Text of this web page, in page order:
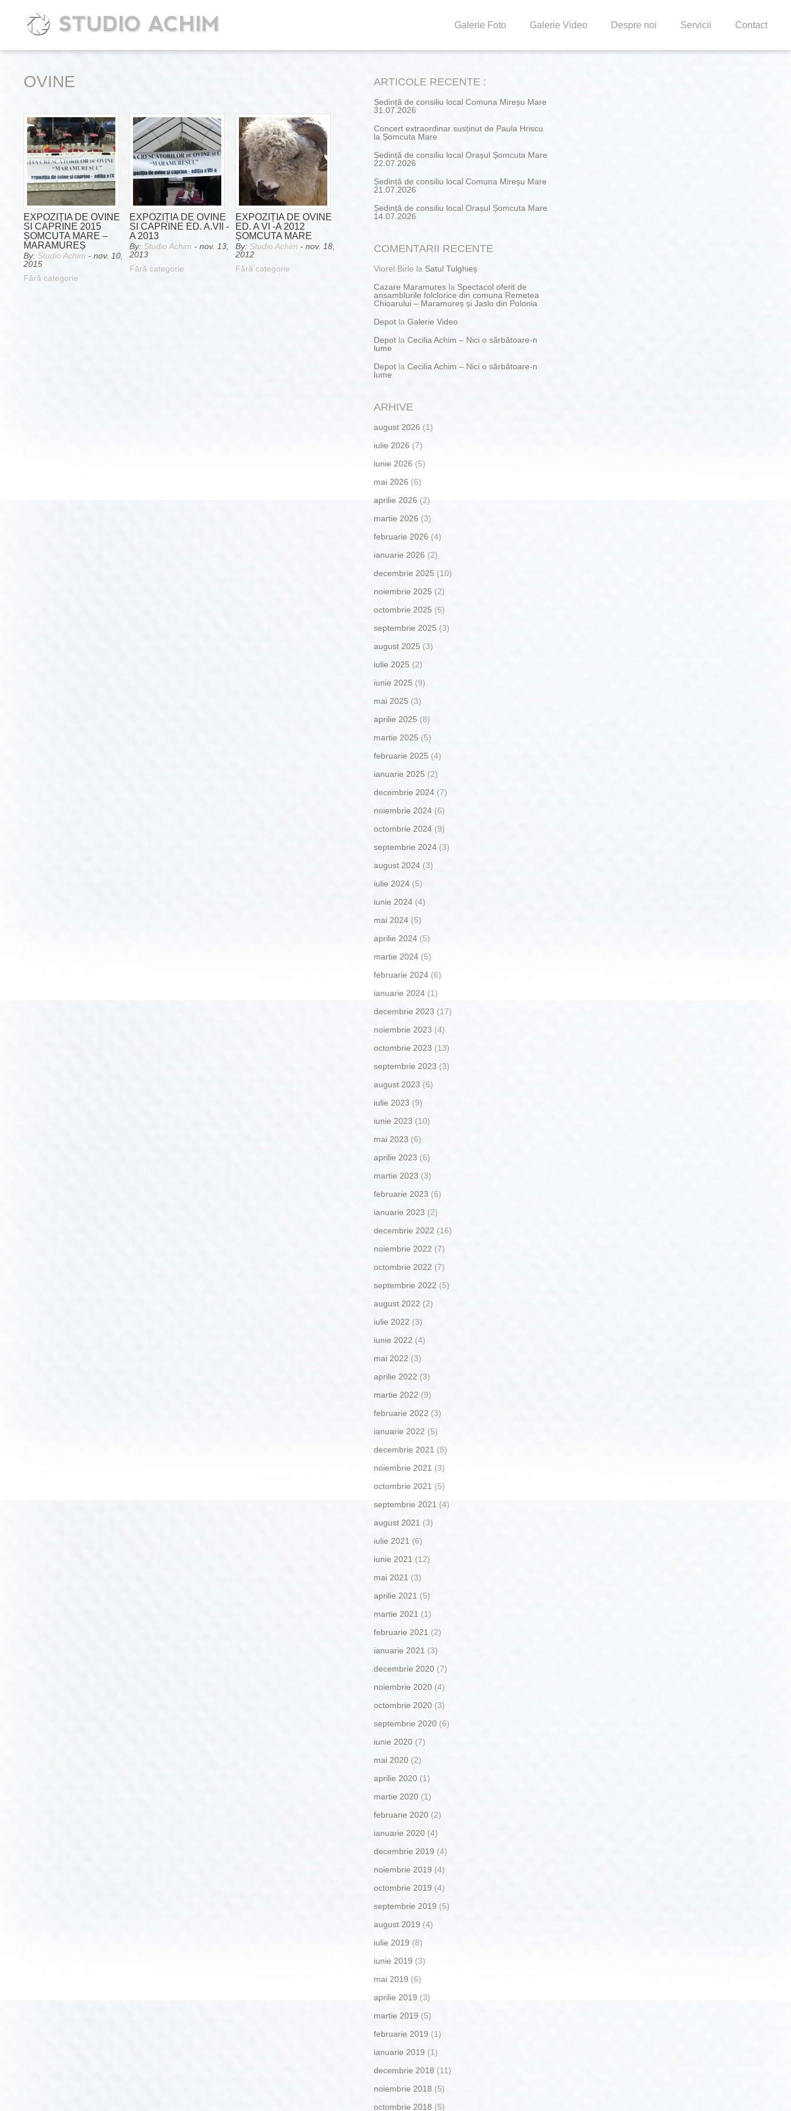
STUDIO ACHIM Galerie Foto Galerie Video Despre noi Servicii Contact
OVINE
EXPOZIȚIA DE OVINE
SI CAPRINE 2015
ȘOMCUTA MARE –
MARAMUREȘ
By: Studio Achim - nov. 10,
2015
Fără categorie
EXPOZIȚIA DE OVINE
SI CAPRINE ED. A.VII -
A 2013
By: Studio Achim - nov. 13,
2013
Fără categorie
EXPOZIȚIA DE OVINE
ED. A VI -A 2012
ȘOMCUTA MARE
By: Studio Achim - nov. 18,
2012
Fără categorie
ARTICOLE RECENTE :
Ședință de consiliu local Comuna Mireșu Mare
31.07.2026
Concert extraordinar susținut de Paula Hriscu
la Șomcuta Mare
Ședință de consiliu local Orașul Șomcuta Mare
22.07.2026
Ședință de consiliu local Comuna Mireșu Mare
21.07.2026
Ședință de consiliu local Orașul Șomcuta Mare
14.07.2026
COMENTARII RECENTE
Viorel Birle la Satul Tulghieș
Cazare Maramures la Spectacol oferit de
ansamblurile folclorice din comuna Remetea
Chioarului – Maramureș și Jaslo din Polonia
Depot la Galerie Video
Depot la Cecilia Achim – Nici o sărbătoare-n
lume
Depot la Cecilia Achim – Nici o sărbătoare-n
lume
ARHIVE
august 2026 (1)
iulie 2026 (7)
iunie 2026 (5)
mai 2026 (6)
aprilie 2026 (2)
martie 2026 (3)
februarie 2026 (4)
ianuarie 2026 (2)
decembrie 2025 (10)
noiembrie 2025 (2)
octombrie 2025 (6)
septembrie 2025 (3)
august 2025 (3)
iulie 2025 (2)
iunie 2025 (9)
mai 2025 (3)
aprilie 2025 (8)
martie 2025 (5)
februarie 2025 (4)
ianuarie 2025 (2)
decembrie 2024 (7)
noiembrie 2024 (6)
octombrie 2024 (9)
septembrie 2024 (3)
august 2024 (3)
iulie 2024 (5)
iunie 2024 (4)
mai 2024 (5)
aprilie 2024 (5)
martie 2024 (5)
februarie 2024 (6)
ianuarie 2024 (1)
decembrie 2023 (17)
noiembrie 2023 (4)
octombrie 2023 (13)
septembrie 2023 (3)
august 2023 (6)
iulie 2023 (9)
iunie 2023 (10)
mai 2023 (6)
aprilie 2023 (6)
martie 2023 (3)
februarie 2023 (6)
ianuarie 2023 (2)
decembrie 2022 (16)
noiembrie 2022 (7)
octombrie 2022 (7)
septembrie 2022 (5)
august 2022 (2)
iulie 2022 (3)
iunie 2022 (4)
mai 2022 (3)
aprilie 2022 (3)
martie 2022 (9)
februarie 2022 (3)
ianuarie 2022 (5)
decembrie 2021 (8)
noiembrie 2021 (3)
octombrie 2021 (5)
septembrie 2021 (4)
august 2021 (3)
iulie 2021 (6)
iunie 2021 (12)
mai 2021 (3)
aprilie 2021 (5)
martie 2021 (1)
februarie 2021 (2)
ianuarie 2021 (3)
decembrie 2020 (7)
noiembrie 2020 (4)
octombrie 2020 (3)
septembrie 2020 (6)
iunie 2020 (7)
mai 2020 (2)
aprilie 2020 (1)
martie 2020 (1)
februarie 2020 (2)
ianuarie 2020 (4)
decembrie 2019 (4)
noiembrie 2019 (4)
octombrie 2019 (4)
septembrie 2019 (5)
august 2019 (4)
iulie 2019 (8)
iunie 2019 (3)
mai 2019 (6)
aprilie 2019 (3)
martie 2019 (5)
februarie 2019 (1)
ianuarie 2019 (1)
decembrie 2018 (11)
noiembrie 2018 (5)
octombrie 2018 (5)